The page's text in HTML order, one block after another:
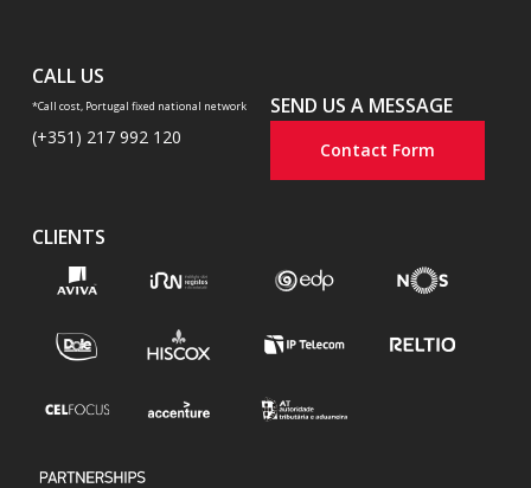
CALL US
*Call cost, Portugal fixed national network
(+351) 217 992 120
SEND US A MESSAGE
Contact Form
CLIENTS